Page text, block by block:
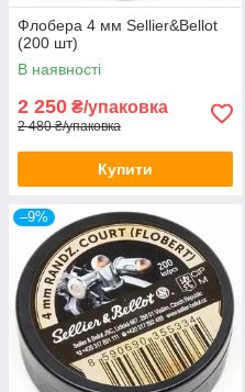
Флобера 4 мм Sellier&Bellot
(200 шт)
В наявності
2 250 ₴/упаковка
2 480 ₴/упаковка
Купити
–9%